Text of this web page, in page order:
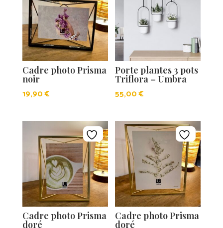
Cadre photo Prisma
noir
19,90€
Porte plantes 3 pots
Triflora – Umbra
55,00€
Cadre photo Prisma
doré
Cadre photo Prisma
doré